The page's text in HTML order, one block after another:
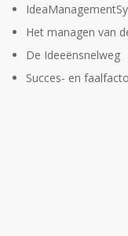
Het managen van
De Ideeënsnelweg
Succes- en